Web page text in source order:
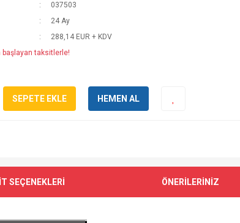
037503
24 Ay
288,14 EUR + KDV
başlayan taksitlerle!
SEPETE EKLE HEMEN AL
SEÇENEKLERİ ÖNERİLERİNİZ